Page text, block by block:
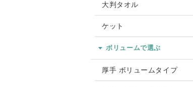
大判タオル
ケット
ボリュームで選ぶ
厚手 ボリュームタイプ